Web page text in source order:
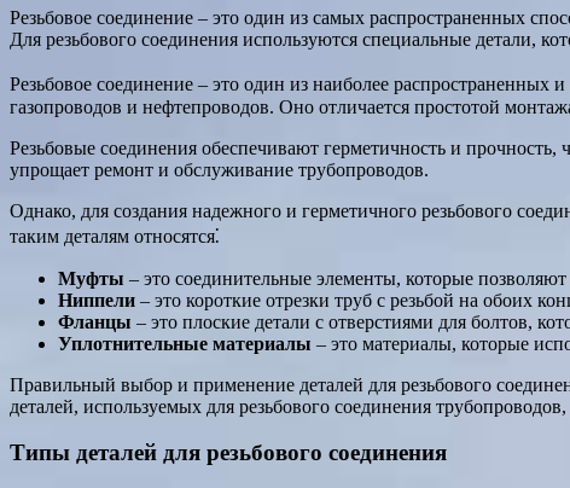
Резьбовое соединение – это один из самых распространенных
Для резьбового соединения используются специальные детали,
Резьбовое соединение – это один из наиболее
газопроводов и нефтепроводов. Оно отличается простотой
Резьбовые соединения обеспечивают герметичность и
упрощает ремонт и обслуживание трубопроводов.
Однако, для создания надежного и герметичного резьбового
таким деталям относятся⁚
Муфты – это соединительные элементы, которые
Ниппели – это короткие отрезки труб с резьбой на обоих
Фланцы – это плоские детали с отверстиями для болтов,
Уплотнительные материалы – это материалы, которые
Правильный выбор и применение деталей для резьбового
деталей, используемых для резьбового соединения
Типы деталей для резьбового соединения